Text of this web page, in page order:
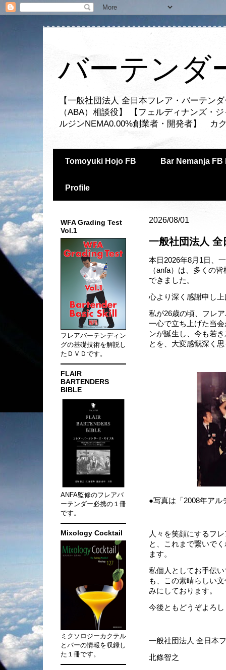
バーテンダ
【一般社団法人 全日本フレア・バーテン
（ABA）相談役】 【フェルディナンズ・
ルジンNEMA0.00%創業者・開発者】 カ
Tomoyuki Hojo FB Bar Nemanja FB
Profile
2026/08/01
一般社団法人
本日2026年8月1日、
（anfa）は、多くの
できました。
心より深く感謝申し
私が26歳の頃、フレ
一心で立ち上げた当
ンが誕生し、今も若
とを、大変感慨深く
●写真は「2008年アル
人々を笑顔にするフ
と、これまで繋いで
ます。
私個人としてお手伝
も、この素晴らしい
みにしております。
今後ともどうぞよろ
一般社団法人 全日本
北條智之
WFA Grading Test
Vol.1
フレアバーテンディン
グの基礎技術を解説し
たＤＶＤです。
FLAIR
BARTENDERS
BIBLE
ANFA監修のフレアバ
ーテンダー必携の１冊
です。
Mixology Cocktail
ミクソロジーカクテル
とバーの情報を収録し
た１冊です。